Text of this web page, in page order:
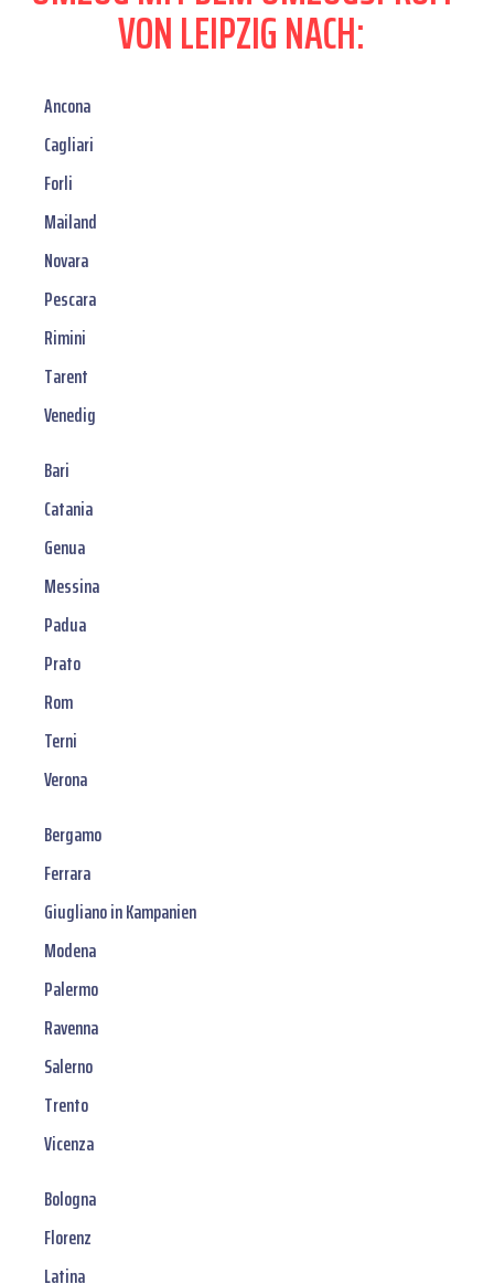
VON LEIPZIG NACH:
Ancona
Cagliari
Forli
Mailand
Novara
Pescara
Rimini
Tarent
Venedig
Bari
Catania
Genua
Messina
Padua
Prato
Rom
Terni
Verona
Bergamo
Ferrara
Giugliano in Kampanien
Modena
Palermo
Ravenna
Salerno
Trento
Vicenza
Bologna
Florenz
Latina